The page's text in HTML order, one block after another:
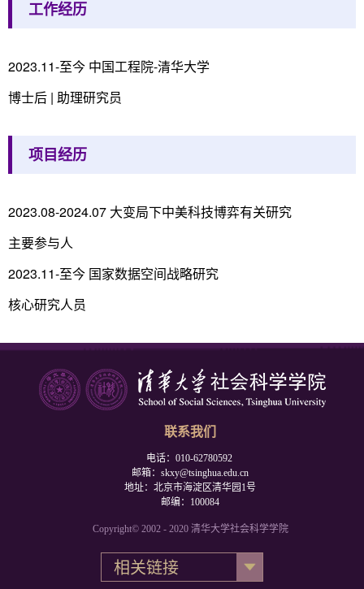
工作经历
2023.11-至今 中国工程院-清华大学
博士后 | 助理研究员
项目经历
2023.08-2024.07 大变局下中美科技博弈有关研究
主要参与人
2023.11-至今 国家数据空间战略研究
核心研究人员
联系我们
电话：010-62780592
邮箱：skxy@tsinghua.edu.cn
地址：北京市海淀区清华园1号
邮编：100084
Copyright© 2002 - 2020 清华大学社会科学学院